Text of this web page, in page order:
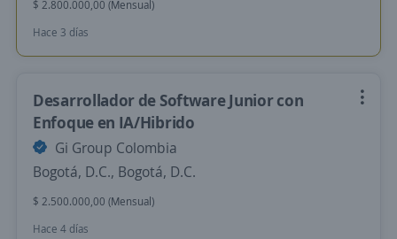
$ 2.800.000,00 (Mensual)
Hace 3 días
Desarrollador de Software Junior con
Enfoque en IA/Hibrido
Gi Group Colombia
Bogotá, D.C., Bogotá, D.C.
$ 2.500.000,00 (Mensual)
Hace 4 días